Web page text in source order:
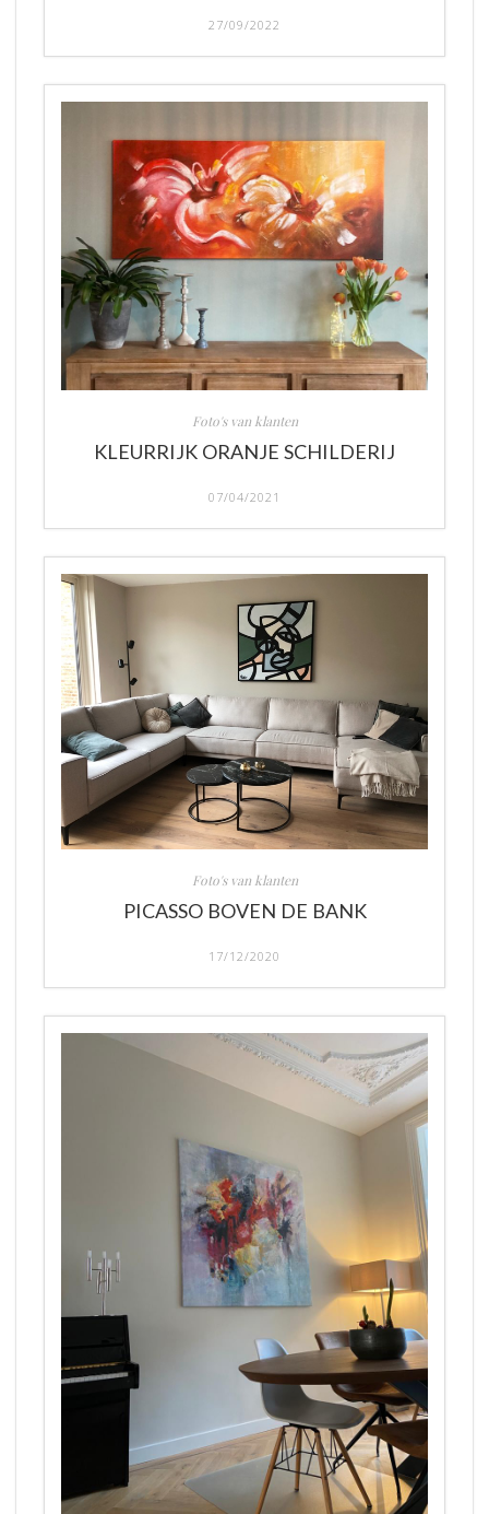
27/09/2022
Foto's van klanten
KLEURRIJK ORANJE SCHILDERIJ
07/04/2021
Foto's van klanten
PICASSO BOVEN DE BANK
17/12/2020